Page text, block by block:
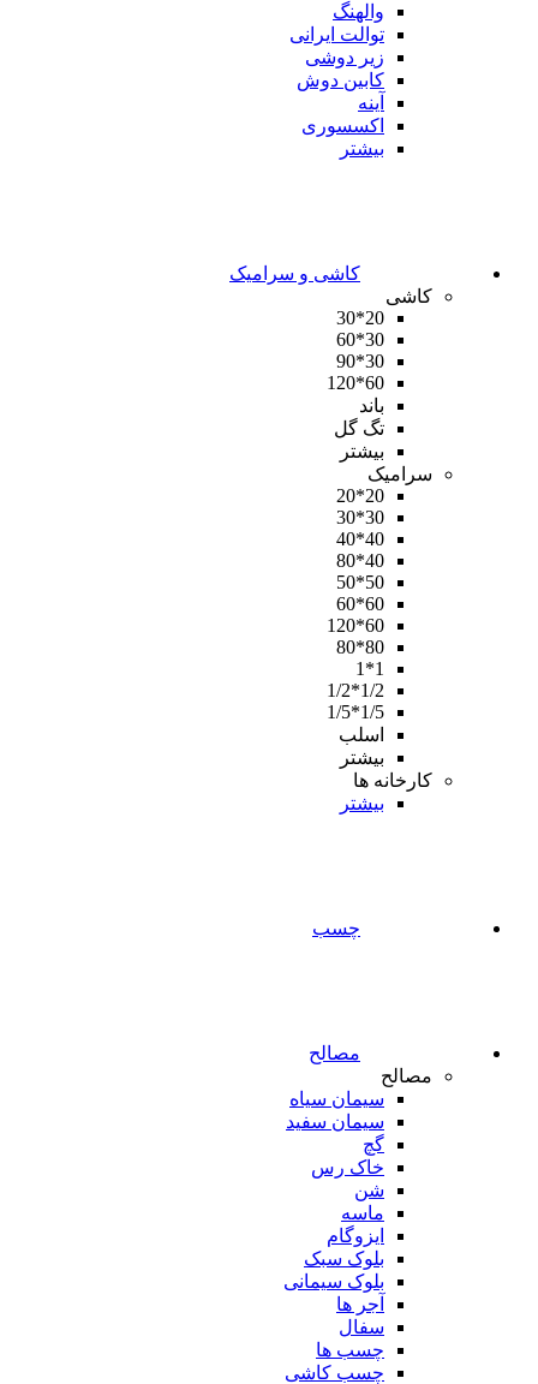
والهنگ
توالت ایرانی
زیر دوشی
کابین دوش
آینه
اکسسوری
بیشتر
کاشی و سرامیک
کاشی
20*30
30*60
30*90
60*120
باند
تگ گل
بیشتر
سرامیک
20*20
30*30
40*40
40*80
50*50
60*60
60*120
80*80
1*1
1/2*1/2
1/5*1/5
اسلب
بیشتر
کارخانه ها
بیشتر
چسب
مصالح
مصالح
سیمان سیاه
سیمان سفید
گچ
خاک رس
شن
ماسه
ایزوگام
بلوک سبک
بلوک سیمانی
آجر ها
سفال
چسب ها
چسب کاشی